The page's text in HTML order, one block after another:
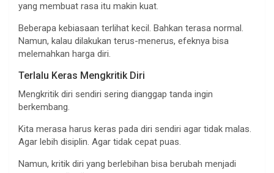
yang membuat rasa itu makin kuat.
Beberapa kebiasaan terlihat kecil. Bahkan terasa normal.
Namun, kalau dilakukan terus-menerus, efeknya bisa
melemahkan harga diri.
Terlalu Keras Mengkritik Diri
Mengkritik diri sendiri sering dianggap tanda ingin
berkembang.
Kita merasa harus keras pada diri sendiri agar tidak malas.
Agar lebih disiplin. Agar tidak cepat puas.
Namun, kritik diri yang berlebihan bisa berubah menjadi